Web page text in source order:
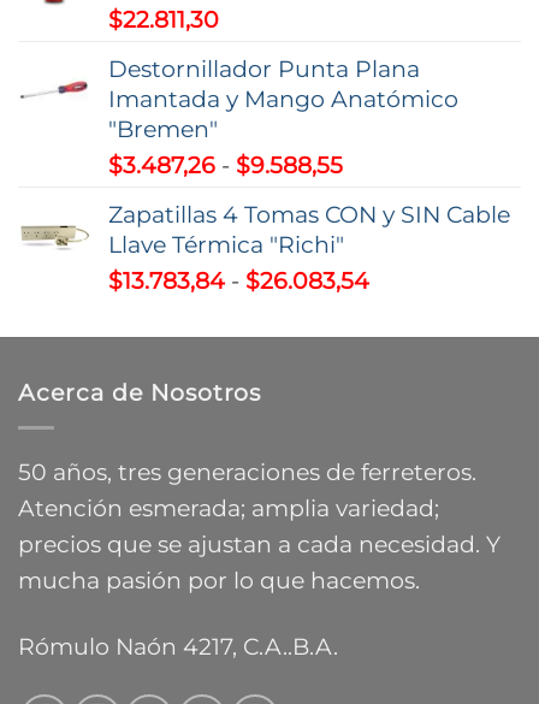
$22.811,30
Destornillador Punta Plana
Imantada y Mango Anatómico
"Bremen"
$3.487,26 - $9.588,55Rango
precios:
$3.487,26
$9.588,55
Zapatillas 4 Tomas CON y SIN Cable
Llave Térmica "Richi"
$13.783,84 - $26.083,54Rango
precios:
$26.083,54
Acerca de Nosotros
50 años, tres generaciones de ferreteros.
Atención esmerada; amplia variedad;
precios que se ajustan a cada necesidad. Y
mucha pasión por lo que hacemos.
Rómulo Naón 4217, C.A..B.A.